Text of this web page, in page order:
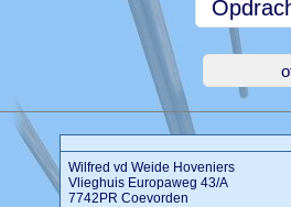
Wilfred vd Weide Hoveniers
Vlieghuis Europaweg 43/A
7742PR Coevorden